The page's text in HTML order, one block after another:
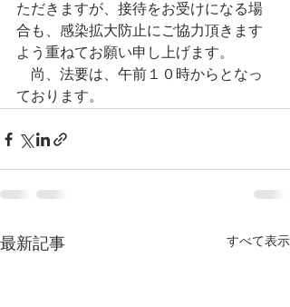
ただきますが、接待をお受けになる場
合も、感染拡大防止にご協力頂きます
よう重ねてお願い申し上げます。
尚、法要は、午前１０時からとなっ
ております。
最新記事 すべて表示